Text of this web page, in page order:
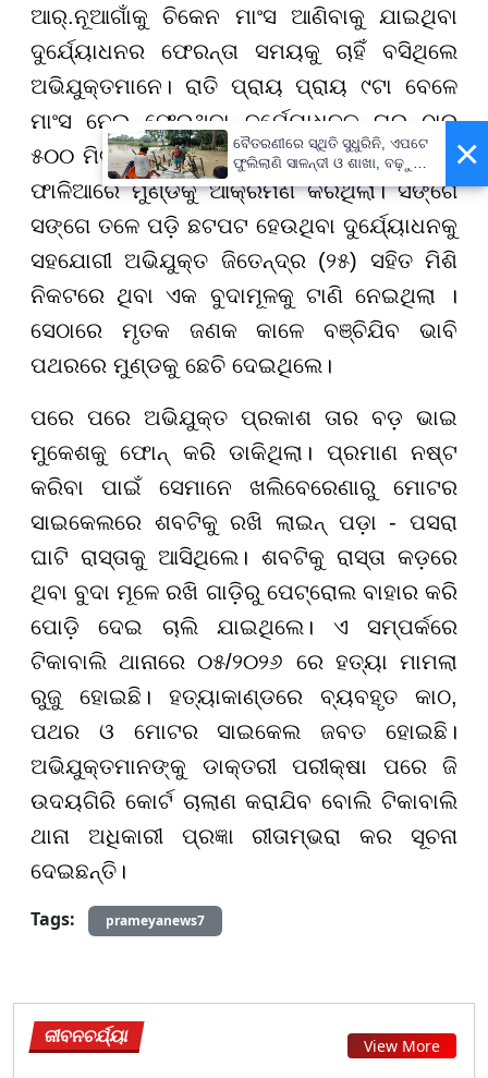
ଆର୍.ନୂଆଗାଁକୁ ଚିକେନ ମାଂସ ଆଣିବାକୁ ଯାଇଥିବା
ଦୁର୍ଯ୍ୟୋଧନର ଫେରନ୍ତା ସମୟକୁ ଚାହିଁ ବସିଥିଲେ
ଅଭିଯୁକ୍ତମାନେ। ରାତି ପ୍ରାୟ ପ୍ରାୟ ୯ଟା ବେଳେ
ମାଂସ ନେଇ ଫେରୁଥିବା ଦୁର୍ଯ୍ୟୋଧନକୁ ଘର ଠାରୁ
୫୦୦ ମିଟର ଦୂରରେ ଅଭିଯୁକ୍ତ ପ୍ରକାଶ ଏକ କାଠ
ଫାଳିଆରେ ମୁଣ୍ଡକୁ ଆକ୍ରମଣ କରିଥିଲା। ସଙ୍ଗେ
ସଙ୍ଗେ ତଳେ ପଡ଼ି ଛଟପଟ ହେଉଥିବା ଦୁର୍ଯ୍ୟୋଧନକୁ
ସହଯୋଗୀ ଅଭିଯୁକ୍ତ ଜିତେନ୍ଦ୍ର (୨୫) ସହିତ ମିଶି
ନିକଟରେ ଥିବା ଏକ ବୁଦାମୂଳକୁ ଟାଣି ନେଇଥିଲା ।
ସେଠାରେ ମୃତକ ଜଣକ କାଳେ ବଞ୍ଚିଯିବ ଭାବି
ପଥରରେ ମୁଣ୍ଡକୁ ଛେଚି ଦେଇଥିଲେ।
ପରେ ପରେ ଅଭିଯୁକ୍ତ ପ୍ରକାଶ ତାର ବଡ଼ ଭାଇ
ମୁକେଶକୁ ଫୋନ୍ କରି ଡାକିଥିଲା। ପ୍ରମାଣ ନଷ୍ଟ
କରିବା ପାଇଁ ସେମାନେ ଖଲିବେରେଣାରୁ ମୋଟର
ସାଇକେଲରେ ଶବଟିକୁ ରଖି ଲାଇନ୍ ପଡ଼ା - ପସରା
ଘାଟି ରାସ୍ତାକୁ ଆସିଥିଲେ। ଶବଟିକୁ ରାସ୍ତା କଡ଼ରେ
ଥିବା ବୁଦା ମୂଳେ ରଖି ଗାଡ଼ିରୁ ପେଟ୍ରୋଲ ବାହାର କରି
ପୋଡ଼ି ଦେଇ ଚାଲି ଯାଇଥିଲେ। ଏ ସମ୍ପର୍କରେ
ଟିକାବାଲି ଥାନାରେ ୦୫/୨୦୨୬ ରେ ହତ୍ୟା ମାମଲା
ରୁଜୁ ହୋଇଛି। ହତ୍ୟାକାଣ୍ଡରେ ବ୍ୟବହୃତ କାଠ,
ପଥର ଓ ମୋଟର ସାଇକେଲ ଜବତ ହୋଇଛି।
ଅଭିଯୁକ୍ତମାନଙ୍କୁ ଡାକ୍ତରୀ ପରୀକ୍ଷା ପରେ ଜି
ଉଦୟଗିରି କୋର୍ଟ ଚାଲାଣ କରାଯିବ ବୋଲି ଟିକାବାଲି
ଥାନା ଅଧିକାରୀ ପ୍ରଜ୍ଞା ରୀତାମ୍ଭରା କର ସୂଚନା
ଦେଇଛନ୍ତି।
Tags:
prameyanews7
ଜୀବନଚର୍ଯ୍ୟା View More
×
ବୈତରଣୀରେ ସ୍ଥିତି ସୁଧୁରିନି, ଏପଟେ
ଫୁଲିଲାଣି ସାଳନ୍ଦୀ ଓ ଶାଖା, ବଢ଼ୁଛି
ବନ୍ୟା ଭୟ